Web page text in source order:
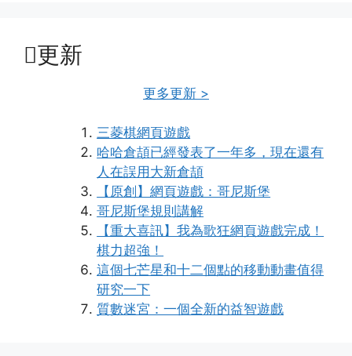
更新
更多更新 >
三菱棋網頁遊戲
哈哈倉頡已經發表了一年多，現在還有
人在誤用大新倉頡
【原創】網頁遊戲：哥尼斯堡
哥尼斯堡規則講解
【重大喜訊】我為歌狂網頁遊戲完成！
棋力超強！
這個七芒星和十二個點的移動動畫值得
研究一下
質數迷宮：一個全新的益智遊戲